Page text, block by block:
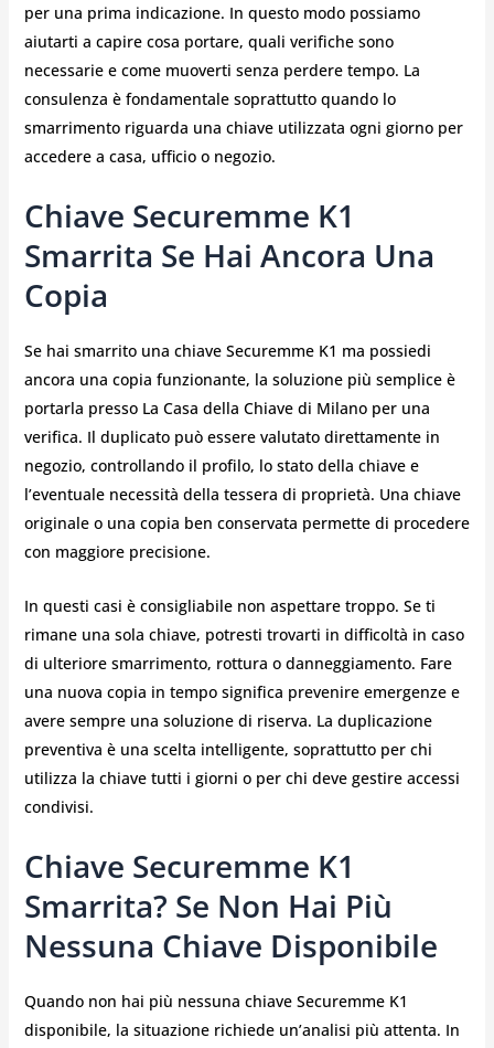
per una prima indicazione. In questo modo possiamo
aiutarti a capire cosa portare, quali verifiche sono
necessarie e come muoverti senza perdere tempo. La
consulenza è fondamentale soprattutto quando lo
smarrimento riguarda una chiave utilizzata ogni giorno per
accedere a casa, ufficio o negozio.
Chiave Securemme K1
Smarrita Se Hai Ancora Una
Copia
Se hai smarrito una chiave Securemme K1 ma possiedi
ancora una copia funzionante, la soluzione più semplice è
portarla presso La Casa della Chiave di Milano per una
verifica. Il duplicato può essere valutato direttamente in
negozio, controllando il profilo, lo stato della chiave e
l’eventuale necessità della tessera di proprietà. Una chiave
originale o una copia ben conservata permette di procedere
con maggiore precisione.
In questi casi è consigliabile non aspettare troppo. Se ti
rimane una sola chiave, potresti trovarti in difficoltà in caso
di ulteriore smarrimento, rottura o danneggiamento. Fare
una nuova copia in tempo significa prevenire emergenze e
avere sempre una soluzione di riserva. La duplicazione
preventiva è una scelta intelligente, soprattutto per chi
utilizza la chiave tutti i giorni o per chi deve gestire accessi
condivisi.
Chiave Securemme K1
Smarrita? Se Non Hai Più
Nessuna Chiave Disponibile
Quando non hai più nessuna chiave Securemme K1
disponibile, la situazione richiede un’analisi più attenta. In